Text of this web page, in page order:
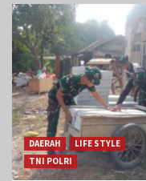
DAERAH
LIFE STYLE
TNI POLRI